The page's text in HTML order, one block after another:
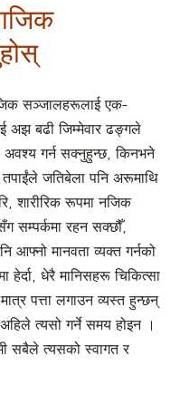
सञ्जालहरूलाई एक-
अझ बढी जिम्मेवार ढङ्गले
अवश्य गर्न सक्नुहुन्छ, किनभने
तपाईंले जतिबेला पनि अरूमाथि
शारीरिक रूपमा नजिक
सम्पर्कमा रहन सक्छौँ,
आफ्नो मानवता व्यक्त गर्नको
हेर्दा, धेरै मानिसहरू चिकित्सा
पत्ता लगाउन व्यस्त हुन्छन्
त्यसो गर्ने समय होइन ।
सबैले त्यसको स्वागत र